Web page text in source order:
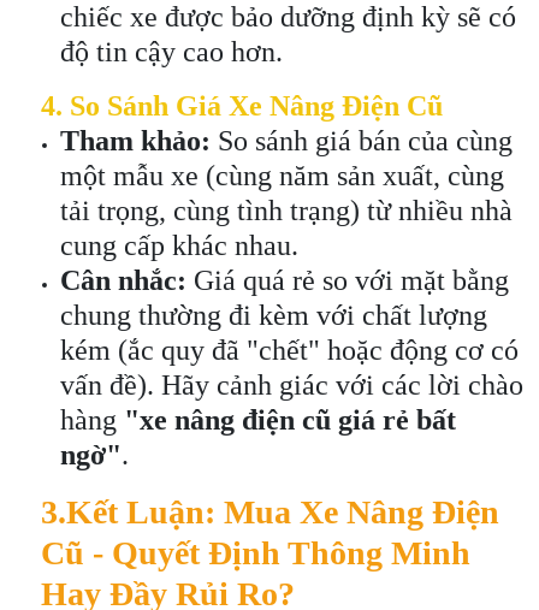
chiếc xe được bảo dưỡng định kỳ sẽ có
độ tin cậy cao hơn.
4. So Sánh Giá Xe Nâng Điện Cũ
Tham khảo: So sánh giá bán của cùng
một mẫu xe (cùng năm sản xuất, cùng
tải trọng, cùng tình trạng) từ nhiều nhà
cung cấp khác nhau.
Cân nhắc: Giá quá rẻ so với mặt bằng
chung thường đi kèm với chất lượng
kém (ắc quy đã "chết" hoặc động cơ có
vấn đề). Hãy cảnh giác với các lời chào
hàng "xe nâng điện cũ giá rẻ bất
ngờ".
3.Kết Luận: Mua Xe Nâng Điện
Cũ - Quyết Định Thông Minh
Hay Đầy Rủi Ro?